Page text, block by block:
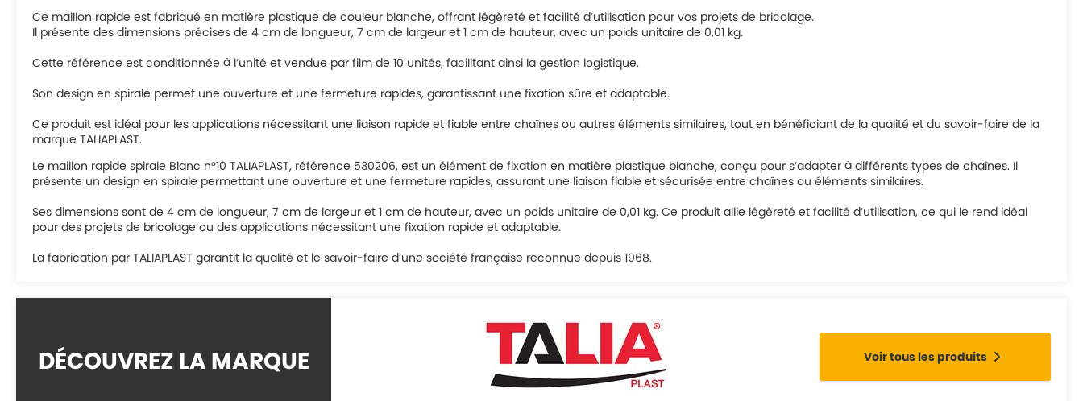
Ce maillon rapide est fabriqué en matière plastique de couleur blanche, offrant légèreté et facilité d’utilisation pour vos projets de bricolage.
Il présente des dimensions précises de 4 cm de longueur, 7 cm de largeur et 1 cm de hauteur, avec un poids unitaire de 0,01 kg.
Cette référence est conditionnée à l’unité et vendue par film de 10 unités, facilitant ainsi la gestion logistique.
Son design en spirale permet une ouverture et une fermeture rapides, garantissant une fixation sûre et adaptable.
Ce produit est idéal pour les applications nécessitant une liaison rapide et fiable entre chaînes ou autres éléments similaires, tout en bénéficiant de la qualité et du savoir-faire de la
marque TALIAPLAST.
Le maillon rapide spirale Blanc n°10 TALIAPLAST, référence 530206, est un élément de fixation en matière plastique blanche, conçu pour s’adapter à différents types de chaînes. Il
présente un design en spirale permettant une ouverture et une fermeture rapides, assurant une liaison fiable et sécurisée entre chaînes ou éléments similaires.
Ses dimensions sont de 4 cm de longueur, 7 cm de largeur et 1 cm de hauteur, avec un poids unitaire de 0,01 kg. Ce produit allie légèreté et facilité d’utilisation, ce qui le rend idéal
pour des projets de bricolage ou des applications nécessitant une fixation rapide et adaptable.
La fabrication par TALIAPLAST garantit la qualité et le savoir-faire d’une société française reconnue depuis 1968.
DÉCOUVREZ LA MARQUE Voir tous les produits